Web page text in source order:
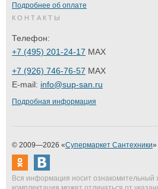
Подробнее об оплате
КОНТАКТЫ
Телефон:
+7 (495) 201-24-17 MAX
+7 (926) 746-76-57 MAX
E-mail: info@sup-san.ru
Подробная информация
© 2009—2026 «Супермаркет Сантехники»
Вся информация носит ознакомительный